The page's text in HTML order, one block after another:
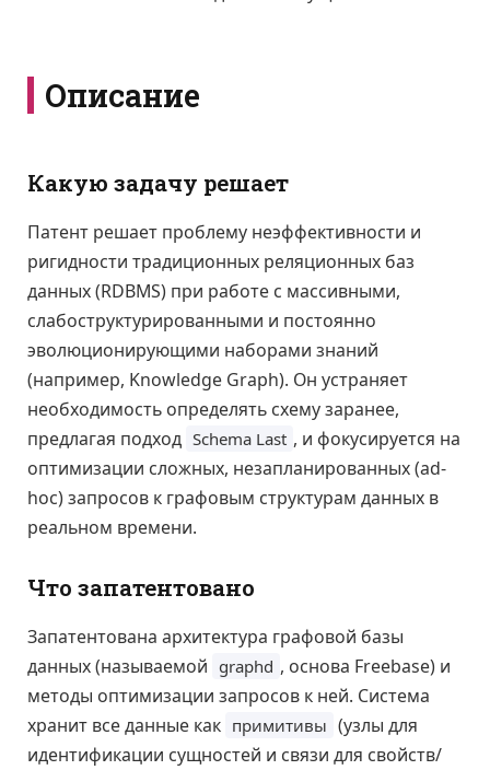
Описание
Какую задачу решает
Патент решает проблему неэффективности и
ригидности традиционных реляционных баз
данных (RDBMS) при работе с массивными,
слабоструктурированными и постоянно
эволюционирующими наборами знаний
(например, Knowledge Graph). Он устраняет
необходимость определять схему заранее,
предлагая подход Schema Last , и фокусируется на
оптимизации сложных, незапланированных (ad-
hoc) запросов к графовым структурам данных в
реальном времени.
Что запатентовано
Запатентована архитектура графовой базы
данных (называемой graphd , основа Freebase) и
методы оптимизации запросов к ней. Система
хранит все данные как примитивы (узлы для
идентификации сущностей и связи для свойств/